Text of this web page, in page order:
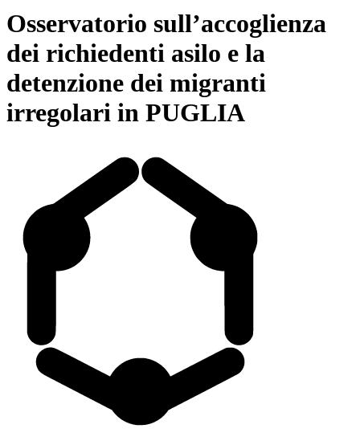
Osservatorio sull’accoglienza
dei richiedenti asilo e la
detenzione dei migranti
irregolari in PUGLIA